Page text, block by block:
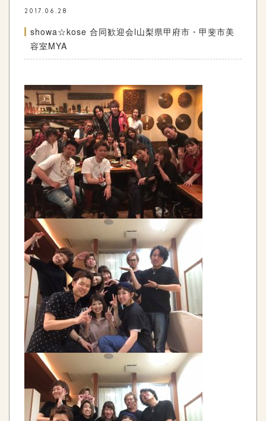
2017.06.28
showa☆kose 合同歓迎会l山梨県甲府市・甲斐市美
容室MYA